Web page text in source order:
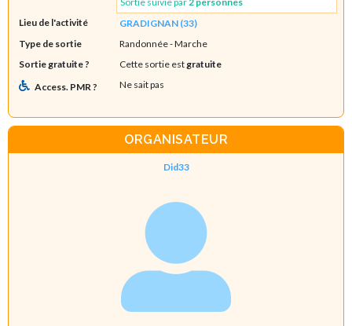
Lieu de l'activité
GRADIGNAN (33)
Type de sortie
Randonnée- Marche
Sortie gratuite ?
Cette sortie est gratuite
Access. PMR ?
Ne sait pas
ORGANISATEUR
Did33